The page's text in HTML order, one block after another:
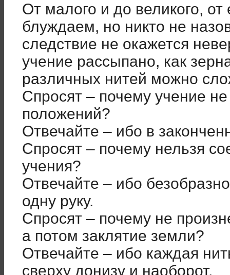
От малого и до великого,
блуждаем, но никто не
следствие не окажется
учение рассыпано, как
различных нитей можно
Спросят – почему учение
положений?
Отвечайте – ибо в
Спросят – почему нельзя
учения?
Отвечайте – ибо
одну руку.
Спросят – почему не
а потом заклятие земли?
Отвечайте – ибо каждая
сверху донизу и наоборот.